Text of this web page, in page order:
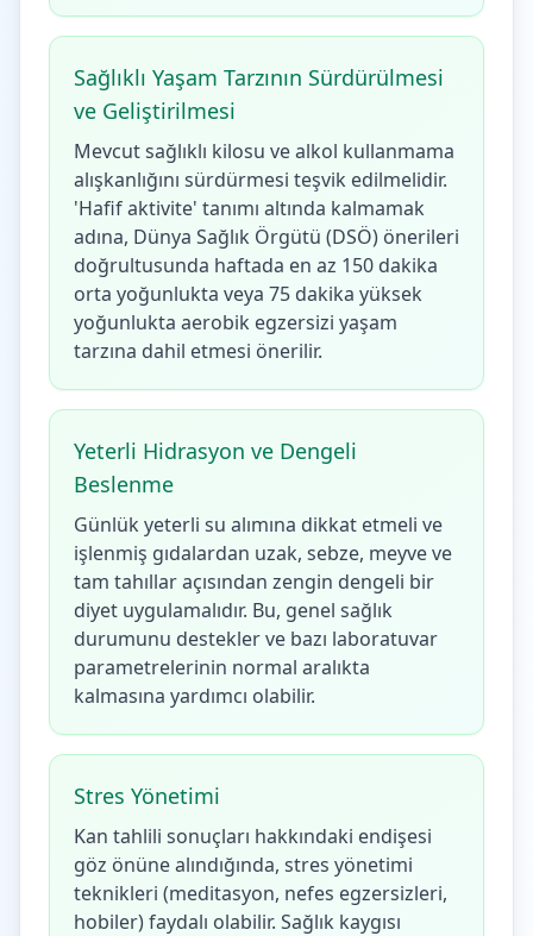
Sağlıklı Yaşam Tarzının Sürdürülmesi
ve Geliştirilmesi
Mevcut sağlıklı kilosu ve alkol kullanmama
alışkanlığını sürdürmesi teşvik edilmelidir.
'Hafif aktivite' tanımı altında kalmamak
adına, Dünya Sağlık Örgütü (DSÖ) önerileri
doğrultusunda haftada en az 150 dakika
orta yoğunlukta veya 75 dakika yüksek
yoğunlukta aerobik egzersizi yaşam
tarzına dahil etmesi önerilir.
Yeterli Hidrasyon ve Dengeli
Beslenme
Günlük yeterli su alımına dikkat etmeli ve
işlenmiş gıdalardan uzak, sebze, meyve ve
tam tahıllar açısından zengin dengeli bir
diyet uygulamalıdır. Bu, genel sağlık
durumunu destekler ve bazı laboratuvar
parametrelerinin normal aralıkta
kalmasına yardımcı olabilir.
Stres Yönetimi
Kan tahlili sonuçları hakkındaki endişesi
göz önüne alındığında, stres yönetimi
teknikleri (meditasyon, nefes egzersizleri,
hobiler) faydalı olabilir. Sağlık kaygısı